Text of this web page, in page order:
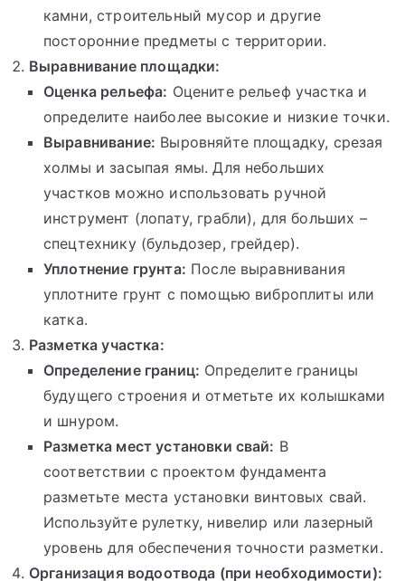
камни, строительный мусор и другие
посторонние предметы с территории.
Выравнивание площадки:
Оценка рельефа: Оцените рельеф участка и
определите наиболее высокие и низкие точки.
Выравнивание: Выровняйте площадку, срезая
холмы и засыпая ямы. Для небольших
участков можно использовать ручной
инструмент (лопату, грабли), для больших –
спецтехнику (бульдозер, грейдер).
Уплотнение грунта: После выравнивания
уплотните грунт с помощью виброплиты или
катка.
Разметка участка:
Определение границ: Определите границы
будущего строения и отметьте их колышками
и шнуром.
Разметка мест установки свай: В
соответствии с проектом фундамента
разметьте места установки винтовых свай.
Используйте рулетку, нивелир или лазерный
уровень для обеспечения точности разметки.
Организация водоотвода (при необходимости):